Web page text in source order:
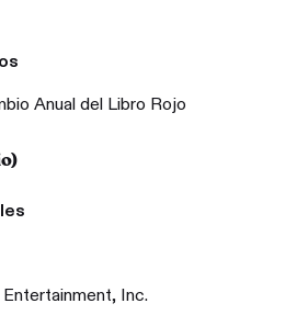
Anual del Libro Rojo
Inc.